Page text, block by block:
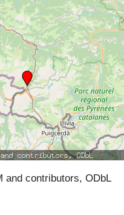
contributors, ODbL